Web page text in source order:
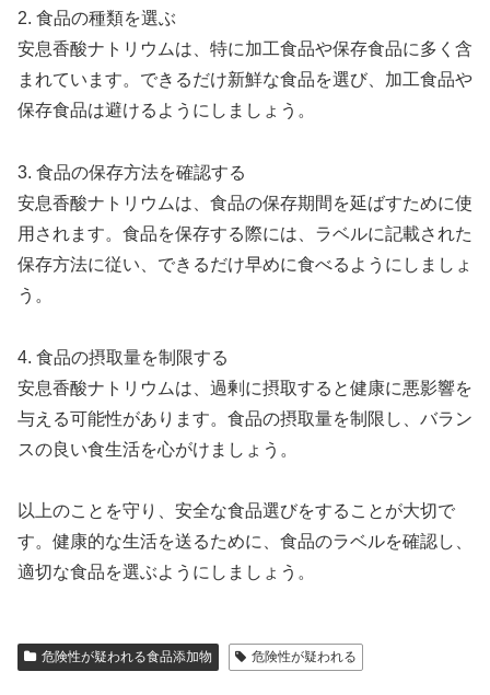
2. 食品の種類を選ぶ
安息香酸ナトリウムは、特に加工食品や保存食品に多く含
まれています。できるだけ新鮮な食品を選び、加工食品や
保存食品は避けるようにしましょう。
3. 食品の保存方法を確認する
安息香酸ナトリウムは、食品の保存期間を延ばすために使
用されます。食品を保存する際には、ラベルに記載された
保存方法に従い、できるだけ早めに食べるようにしましょ
う。
4. 食品の摂取量を制限する
安息香酸ナトリウムは、過剰に摂取すると健康に悪影響を
与える可能性があります。食品の摂取量を制限し、バラン
スの良い食生活を心がけましょう。
以上のことを守り、安全な食品選びをすることが大切で
す。健康的な生活を送るために、食品のラベルを確認し、
適切な食品を選ぶようにしましょう。
危険性が疑われる食品添加物 危険性が疑われる